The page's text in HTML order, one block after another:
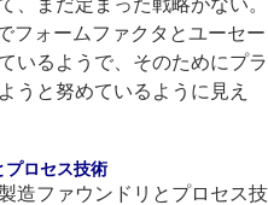
、まだ定まった戦略がない。
フォームファクタとユーセー
いるようで、そのためにプラ
うと努めているように見え
ロセス技術
造ファウンドリとプロセス技